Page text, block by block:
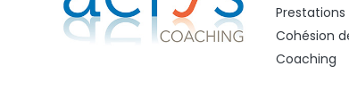
Cohésion
Coaching